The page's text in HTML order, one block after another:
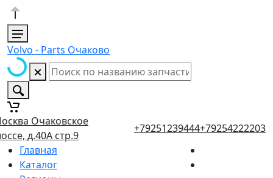
Volvo - Parts Очаково
Очаковское
д.40А стр.9
+79251239444+79254222203
Главная
Каталог